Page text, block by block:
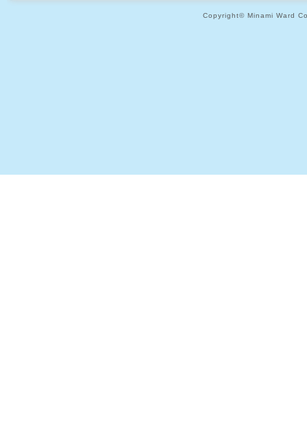
Copyright© Minami Ward